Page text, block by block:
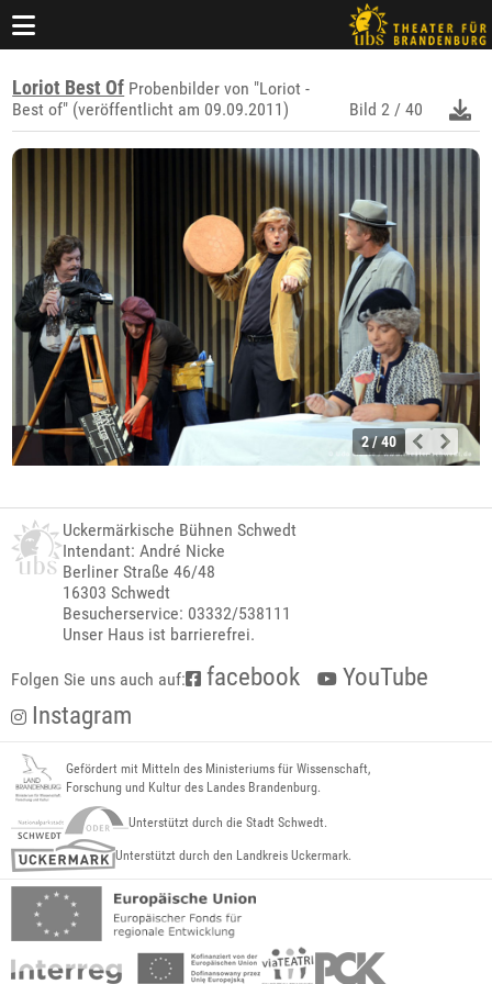
Loriot Best Of Probenbilder von "Loriot -
Best of" (veröffentlicht am 09.09.2011)
Bild 2 / 40
2 / 40
Uckermärkische Bühnen Schwedt
Intendant: André Nicke
Berliner Straße 46/48
16303 Schwedt
Besucherservice: 03332/538111
Unser Haus ist barrierefrei.
Folgen Sie uns auch auf: facebook
YouTube
Instagram
Gefördert mit Mitteln des Ministeriums für Wissenschaft,
Forschung und Kultur des Landes Brandenburg.
Unterstützt durch die Stadt Schwedt.
Unterstützt durch den Landkreis Uckermark.